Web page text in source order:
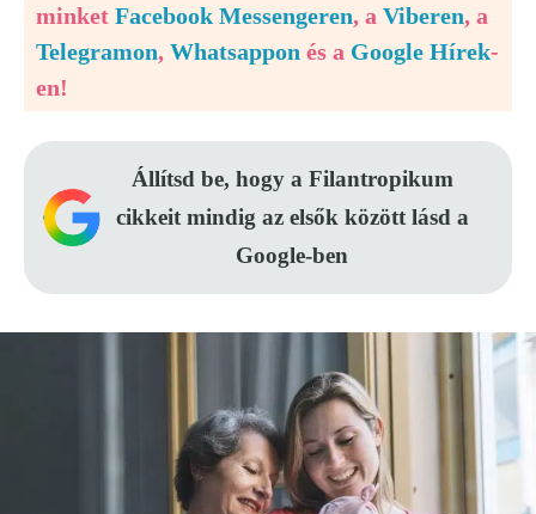
minket Facebook Messengeren, a Viberen, a
Telegramon, Whatsappon és a Google Hírek-
en!
Állítsd be, hogy a Filantropikum
cikkeit mindig az elsők között lásd a
Google-ben